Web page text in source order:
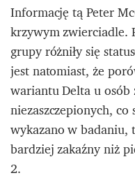
Informację tą Peter
krzywym zwierciadle.
grupy różniły się
jest natomiast, że
wariantu Delta u osób
niezaszczepionych, co
wykazano w
bardziej zakaźny niż
2.